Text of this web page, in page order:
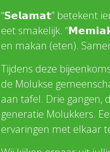
“𝗦𝗲𝗹𝗮𝗺𝗮𝘁” betekent
eet smakelijk.
en makan (eten).
Tijdens deze
de Molukse
aan tafel. Drie gangen,
generatie Molukkers.
ervaringen met elkaar